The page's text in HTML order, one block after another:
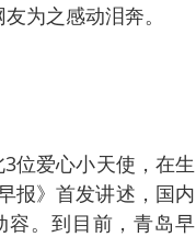
为之感动泪奔。
位爱心小天使，在生
报》首发讲述，国内
容。到目前，青岛早